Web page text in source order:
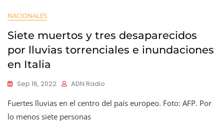
NACIONALES
Siete muertos y tres desaparecidos
por lluvias torrenciales e inundaciones
en Italia
Sep 16, 2022 ADN Radio
Fuertes lluvias en el centro del país europeo. Foto: AFP. Por
lo menos siete personas